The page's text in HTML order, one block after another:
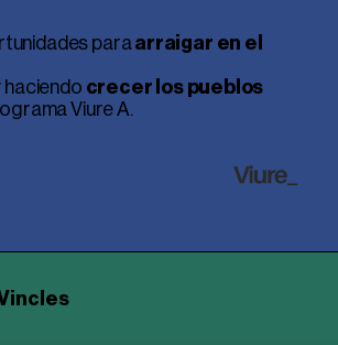
paraarraigar en el
haciendo crecer los pueblos
Viure A.